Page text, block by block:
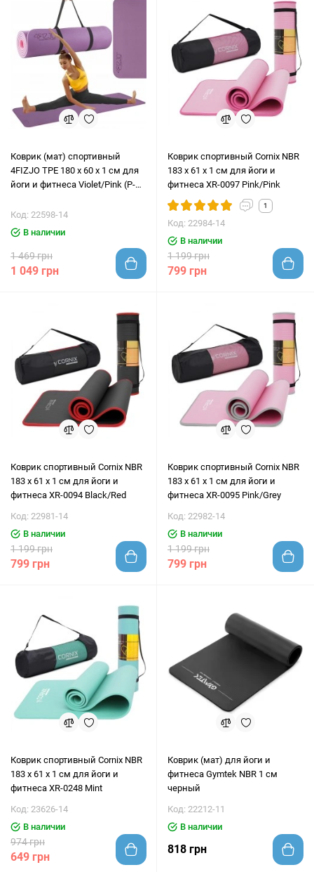
Коврик (мат) спортивный
4FIZJO TPE 180 x 60 x 1 см для
йоги и фитнеса Violet/Pink (P-
Код: 22598-14
В наличии
1 469 грн
1 049 грн
Коврик спортивный Cornix NBR
183 x 61 x 1 cм для йоги и
фитнеса XR-0097 Pink/Pink
1
Код: 22984-14
В наличии
1 199 грн
799 грн
Коврик спортивный Cornix NBR
183 x 61 x 1 cм для йоги и
фитнеса XR-0094 Black/Red
Код: 22981-14
В наличии
1 199 грн
799 грн
Коврик спортивный Cornix NBR
183 x 61 x 1 cм для йоги и
фитнеса XR-0095 Pink/Grey
Код: 22982-14
В наличии
1 199 грн
799 грн
Коврик спортивный Cornix NBR
183 x 61 x 1 cм для йоги и
фитнеса XR-0248 Mint
Код: 23626-14
В наличии
974 грн
649 грн
Коврик (мат) для йоги и
фитнеса Gymtek NBR 1 см
черный
Код: 22212-11
В наличии
818 грн